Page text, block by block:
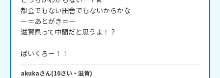
都会でもない田舎でもないからかな
ー＝あとがき＝ー
滋賀県って中間だと思うよ！？
ばいくろー！！
akukaさん(10さい・ 滋賀)